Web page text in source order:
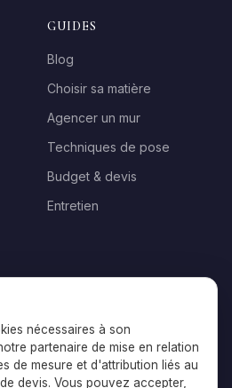
GUIDES
Blog
Choisir sa matière
Agencer un mur
Techniques de pose
Budget & devis
Entretien
nécessaires à son
partenaire de mise en relation
de mesure et d'attribution liés au
devis. Vous pouvez accepter,